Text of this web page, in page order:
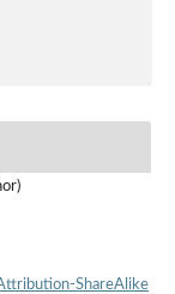
ShareAlike